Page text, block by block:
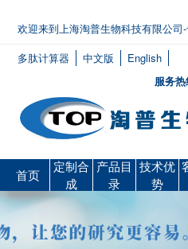
欢迎来到上海淘普生物科技有限公司-
多肽计算器
中文版
English
服务
首页
定制合
成
产品目
录
技术优
势